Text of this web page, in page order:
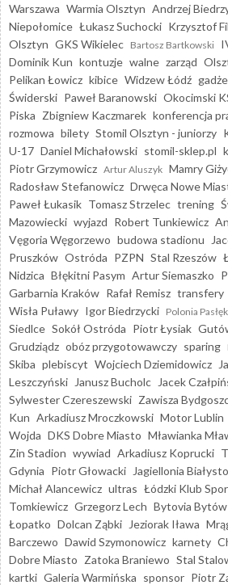
Warszawa Warmia Olsztyn Andrzej
Niepołomice Łukasz Suchocki Krzysztof
Olsztyn GKS Wikielec Bartosz Bartkowski
Dominik Kun kontuzje walne zarząd
Pelikan Łowicz kibice Widzew Łódź
Świderski Paweł Baranowski Okocimski
Piska Zbigniew Kaczmarek konferencja
rozmowa bilety Stomil Olsztyn - juniorzy
U-17 Daniel Michałowski stomil-sklep.pl
Piotr Grzymowicz Artur Aluszyk Mamry
Radosław Stefanowicz Drwęca Nowe
Paweł Łukasik Tomasz Strzelec trening
Mazowiecki wyjazd Robert Tunkiewicz
Vęgoria Węgorzewo budowa stadionu
Pruszków Ostróda PZPN Stal Rzeszów
Nidzica Błękitni Pasym Artur Siemaszko
Garbarnia Kraków Rafał Remisz transfery
Wisła Puławy Igor Biedrzycki Polonia Pasłęk
Siedlce Sokół Ostróda Piotr Łysiak
Grudziądz obóz przygotowawczy sparing
Skiba plebiscyt Wojciech Dziemidowicz
Leszczyński
Janusz Bucholc Jacek
Sylwester Czereszewski Zawisza
Kun Arkadiusz Mroczkowski Motor Lublin
Wojda DKS Dobre Miasto Mławianka
Zin Stadion wywiad Arkadiusz Koprucki
Gdynia Piotr Głowacki Jagiellonia
Michał Alancewicz ultras Łódzki Klub
Tomkiewicz Grzegorz Lech Bytovia Bytów
Łopatko Dolcan Ząbki Jeziorak Iława
Barczewo Dawid Szymonowicz karnety
Dobre Miasto Zatoka Braniewo Stal
kartki Galeria Warmińska sponsor Piotr